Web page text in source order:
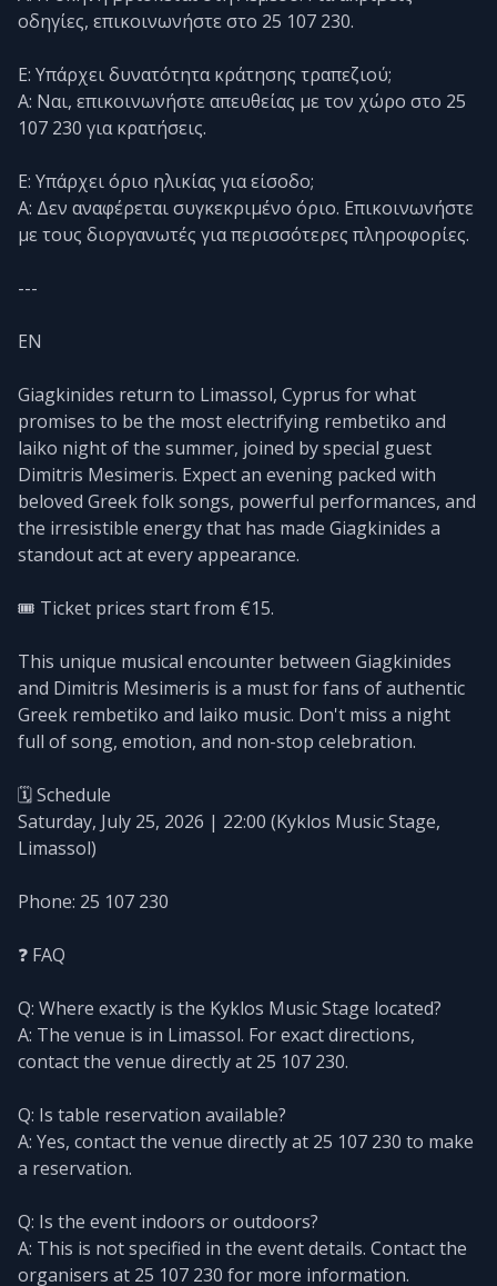
οδηγίες, επικοινωνήστε στο 25 107 230.
Ε: Υπάρχει δυνατότητα κράτησης τραπεζιού;
Α: Ναι, επικοινωνήστε απευθείας με τον χώρο στο 25
107 230 για κρατήσεις.
Ε: Υπάρχει όριο ηλικίας για είσοδο;
Α: Δεν αναφέρεται συγκεκριμένο όριο. Επικοινωνήστε
με τους διοργανωτές για περισσότερες πληροφορίες.
---
EN
Giagkinides return to Limassol, Cyprus for what
promises to be the most electrifying rembetiko and
laiko night of the summer, joined by special guest
Dimitris Mesimeris. Expect an evening packed with
beloved Greek folk songs, powerful performances, and
the irresistible energy that has made Giagkinides a
standout act at every appearance.
🎟️ Ticket prices start from €15.
This unique musical encounter between Giagkinides
and Dimitris Mesimeris is a must for fans of authentic
Greek rembetiko and laiko music. Don't miss a night
full of song, emotion, and non-stop celebration.
🗓️ Schedule
Saturday, July 25, 2026 | 22:00 (Kyklos Music Stage,
Limassol)
Phone: 25 107 230
❓ FAQ
Q: Where exactly is the Kyklos Music Stage located?
A: The venue is in Limassol. For exact directions,
contact the venue directly at 25 107 230.
Q: Is table reservation available?
A: Yes, contact the venue directly at 25 107 230 to make
a reservation.
Q: Is the event indoors or outdoors?
A: This is not specified in the event details. Contact the
organisers at 25 107 230 for more information.